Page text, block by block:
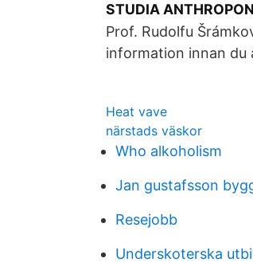
STUDIA
Prof. Rudolfu
information innan
Heat vave
närstads väskor
Who alkoholism
Jan gustafsson
Resejobb
Underskoterska